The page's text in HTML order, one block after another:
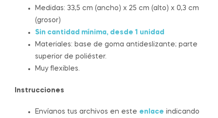
Medidas: 33,5 cm (ancho) x 25 cm (alto) x 0,3 cm
(grosor)
Sin cantidad mínima, desde 1 unidad
Materiales: base de goma antideslizante; parte
superior de poliéster.
Muy flexibles.
Instrucciones
Envíanos tus archivos en este enlace indicando